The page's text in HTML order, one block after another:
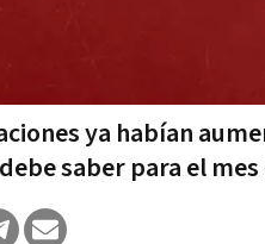
ya habían
saber para el